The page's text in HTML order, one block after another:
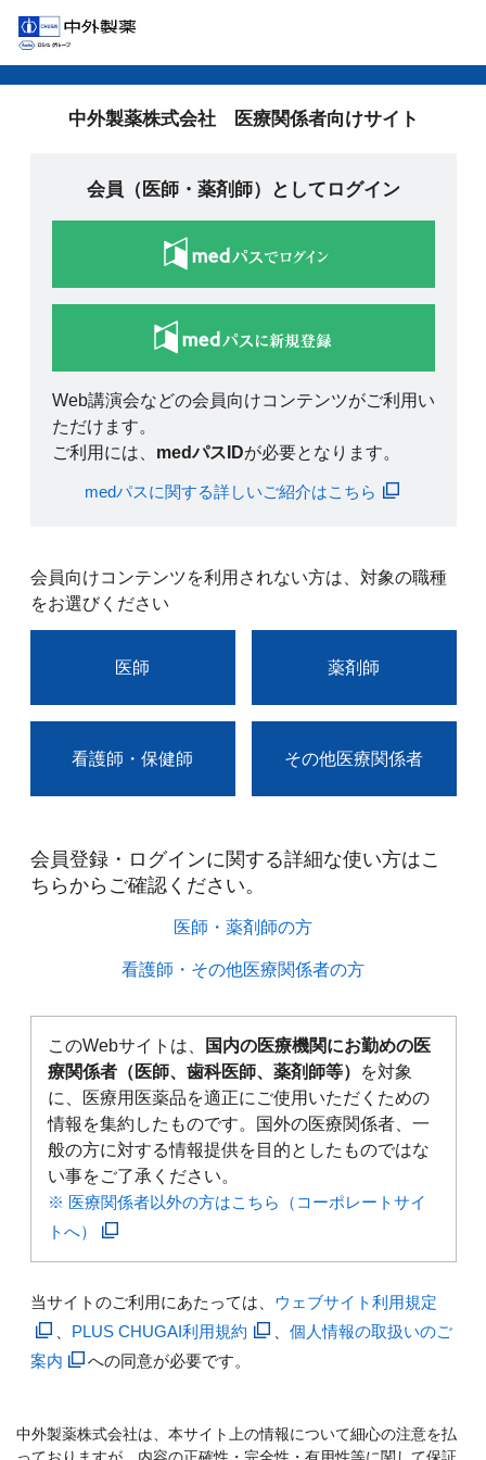
中外製薬株式会社 医療関係者向けサイト
会員（医師・薬剤師）としてログイン
Web講演会などの会員向けコンテンツがご利用い
ただけます。
ご利用には、 medパスIDが必要となります。
medパスに関する詳しいご紹介はこちら
会員向けコンテンツを利用されない方は、対象の職種
をお選びください
医師 薬剤師
看護師・保健師 その他医療関係者
会員登録・ログインに関する詳細な使い方はこ
ちらからご確認ください。​
医師・薬剤師の方​
看護師・その他医療関係者の方​
このWebサイトは、
国内の医療機関にお勤めの医
療関係者（医師、歯科医師、薬剤師等）
を対象
に、医療用医薬品を適正にご使用いただくための
情報を集約したものです。国外の医療関係者、一
般の方に対する情報提供を目的としたものではな
い事をご了承ください。
※ 医療関係者以外の方はこちら（コーポレートサイ
トへ）
当サイトのご利用にあたっては、 ウェブサイト利用規定
PLUS CHUGAI利用規約
個人情報の取扱いのご
案内
への同意が必要です。
中外製薬株式会社は、本サイト上の情報について細心の注意を払
っておりますが、内容の正確性・完全性・有用性等に関して保証